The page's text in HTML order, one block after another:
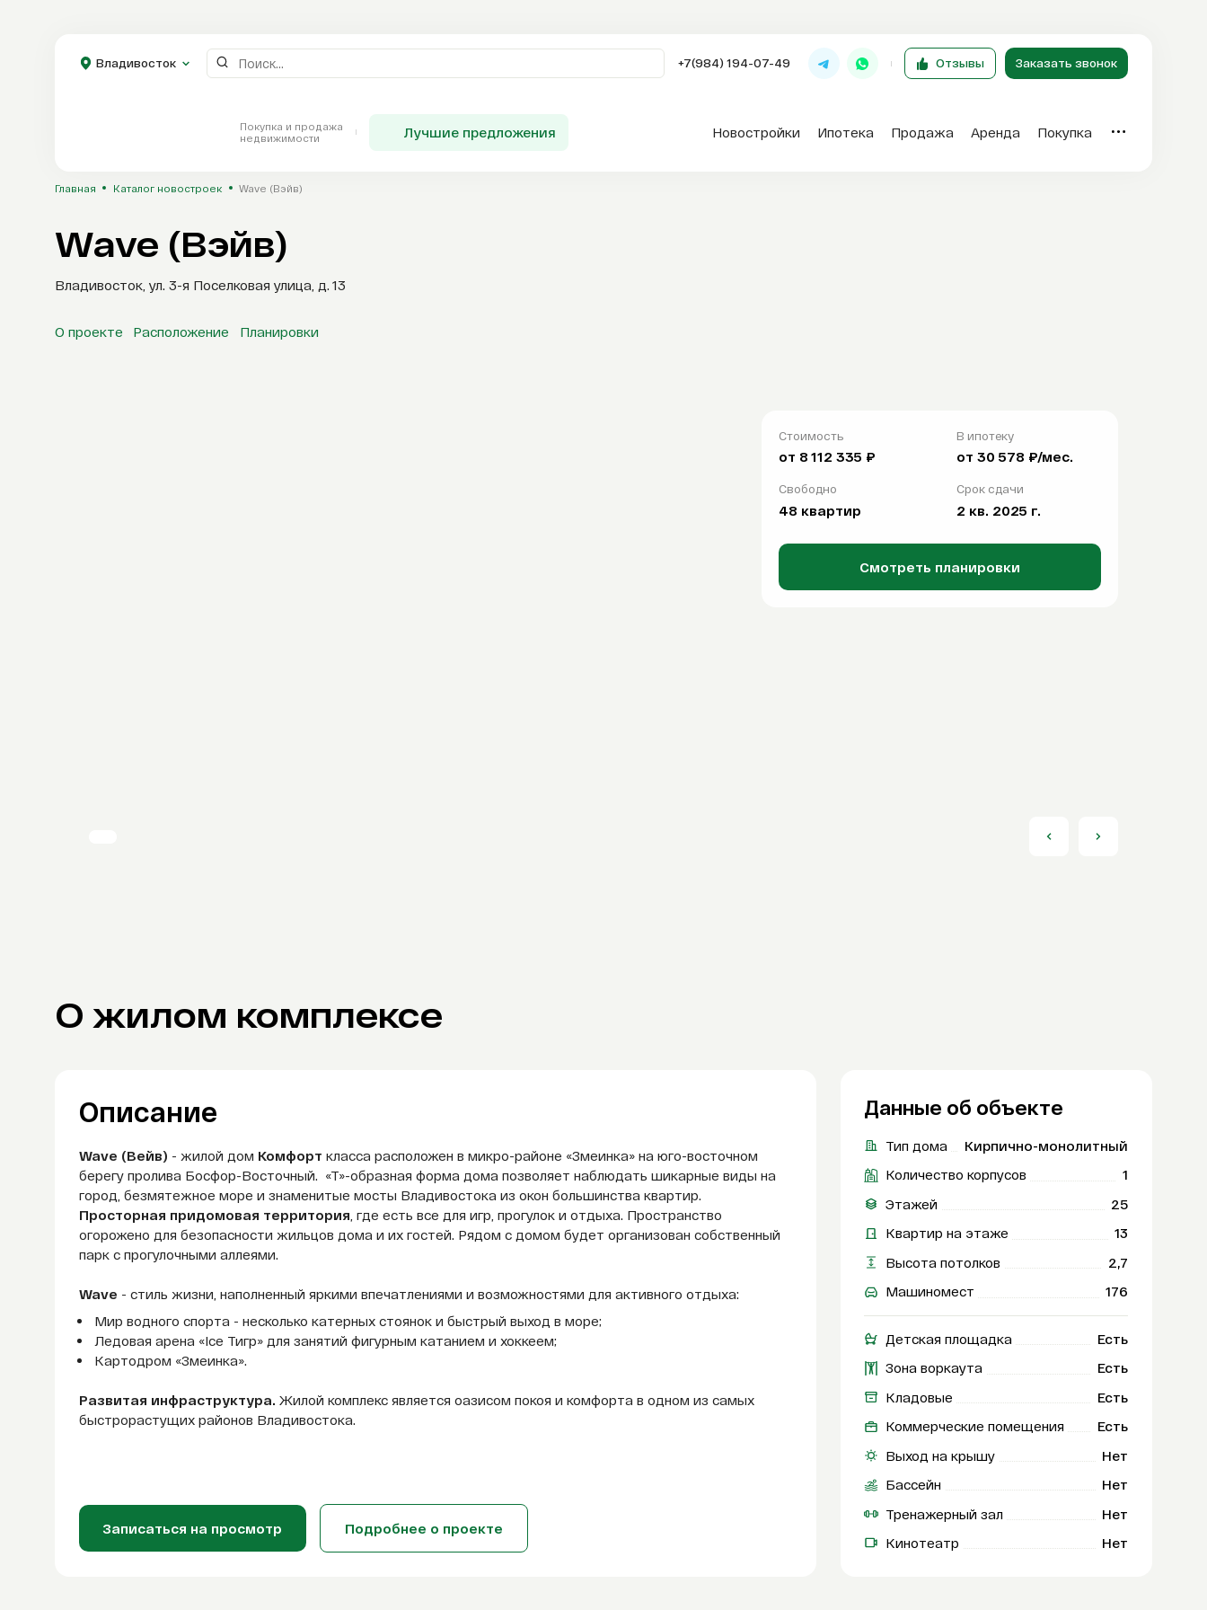
Заказать звонок Отзывы
Каталог
Владивосток +7(984) 194-07-49 Отзывы Заказать звонок
Покупка и продажа
недвижимости
Лучшие предложения Новостройки Ипотека Продажа Аренда Покупка
Главная Каталог новостроек Wave (Вэйв)
Wave (Вэйв)
Владивосток, ул. 3-я Поселковая улица, д. 13
О проекте Расположение Планировки
Стоимость
от 8 112 335 ₽
В ипотеку
от 30 578 ₽/мес.
Свободно
48 квартир
Срок сдачи
2 кв. 2025 г.
Смотреть планировки
О жилом комплексе
Описание
Wave (Вейв) - жилой дом Комфорт класса расположен в микро-районе «Змеинка» на юго-восточном
берегу пролива Босфор-Восточный. «Т»-образная форма дома позволяет наблюдать шикарные виды на
город, безмятежное море и знаменитые мосты Владивостока из окон большинства квартир.
Просторная придомовая территория , где есть все для игр, прогулок и отдыха. Пространство
огорожено для безопасности жильцов дома и их гостей. Рядом с домом будет организован собственный
парк с прогулочными аллеями.
Wave - стиль жизни, наполненный яркими впечатлениями и возможностями для активного отдыха:
Мир водного спорта - несколько катерных стоянок и быстрый выход в море;
Ледовая арена «Ice Тигр» для занятий фигурным катанием и хоккеем;
Картодром «Змеинка».
Развитая инфраструктура. Жилой комплекс является оазисом покоя и комфорта в одном из самых
быстрорастущих районов Владивостока.
Записаться на просмотр Подробнее о проекте
Данные об объекте
Тип дома
Кирпично-монолитный
Количество корпусов
1
Этажей
25
Квартир на этаже
13
Высота потолков
2,7
Машиномест
176
Детская площадка
Есть
Зона воркаута
Есть
Кладовые
Есть
Коммерческие помещения
Есть
Выход на крышу
Нет
Бассейн
Нет
Тренажерный зал
Нет
Кинотеатр
Нет